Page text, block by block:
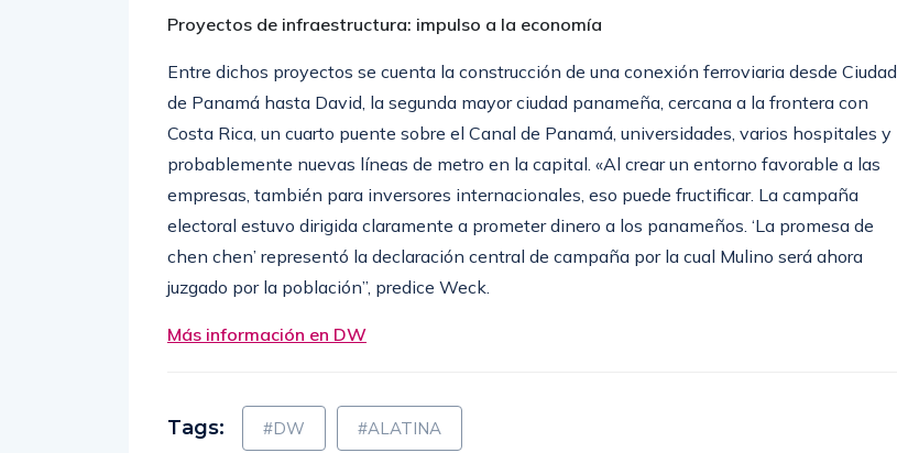
Proyectos de infraestructura: impulso a la economía
Entre dichos proyectos se cuenta la construcción de una conexión ferroviaria desde Ciudad
de Panamá hasta David, la segunda mayor ciudad panameña, cercana a la frontera con
Costa Rica, un cuarto puente sobre el Canal de Panamá, universidades, varios hospitales y
probablemente nuevas líneas de metro en la capital. «Al crear un entorno favorable a las
empresas, también para inversores internacionales, eso puede fructificar. La campaña
electoral estuvo dirigida claramente a prometer dinero a los panameños. ‘La promesa de
chen chen’ representó la declaración central de campaña por la cual Mulino será ahora
juzgado por la población”, predice Weck.
Más información en DW
Tags: #DW #ALATINA